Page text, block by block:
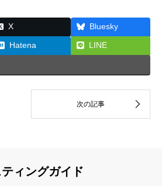
X
Bluesky
Hatena LINE
ィングガイド